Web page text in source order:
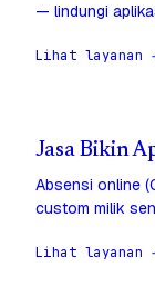
— lindungi
Lihat layanan
Jasa Bikin
Absensi online
custom milik
Lihat layanan